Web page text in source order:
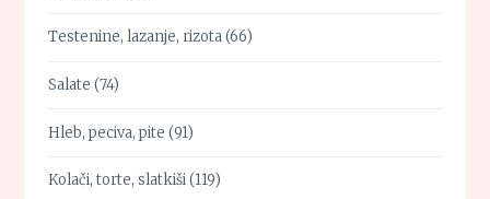
Testenine, lazanje, rizota(66)
Salate (74)
Hleb, peciva, pite (91)
Kolači, torte, slatkiši(119)